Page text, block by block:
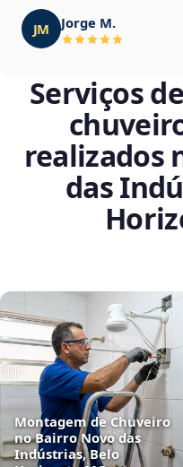
JM Jorge M.
Serviços
realizados
das
Montagem de Chuveiro
no Bairro Novo das
Indústrias, Belo